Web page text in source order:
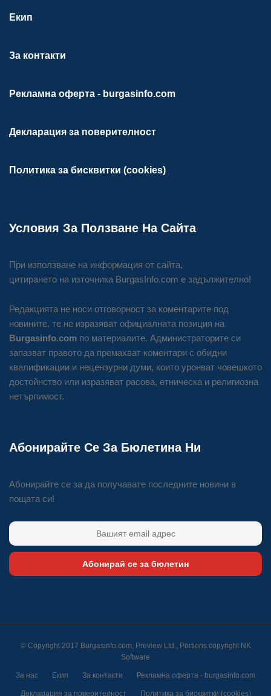
Екип
За контакти
Рекламна оферта - burgasinfo.com
Декларация за поверителност
Политика за бисквитки (cookies)
Условия За Ползване На Сайта
При използване на информация от сайта,
цитирането на източника BurgasInfo.com е задължително!
Редакцията не носи отговорност за коментарите под
новините, те не изразяват официалната позиция на
Burgasinfo.com по материалите. Администраторите си
запазват правото да премахват коментари с обидни
квалификации и нецензурни думи, които уронват човешкото
достойнство или изразяват расова, етническа и религиозна
нетърпимост.
Абонирайте Се За Бюлетина Ни
Абонирайте се за да получавате последните новини в
пощата си!
Абонирай се за бюлетин
© Copyright 2017 Burgasinfo.com, Preview Ltd., Portions copyright NK
Software
За нас Екип За контакти Рекламна оферта - burgasinfo.com
Декларация за поверителност Политика за бисквитки (cookies)